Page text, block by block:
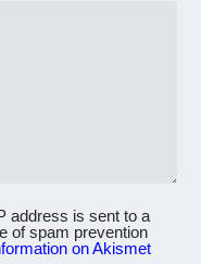
address is sent to a
of spam prevention
on Akismet